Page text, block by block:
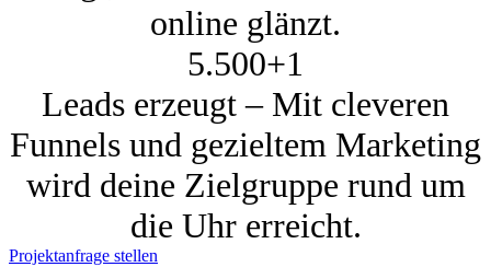
online glänzt.
5.500+1
Leads erzeugt – Mit cleveren
Funnels und gezieltem Marketing
wird deine Zielgruppe rund um
die Uhr erreicht.
Projektanfrage stellen